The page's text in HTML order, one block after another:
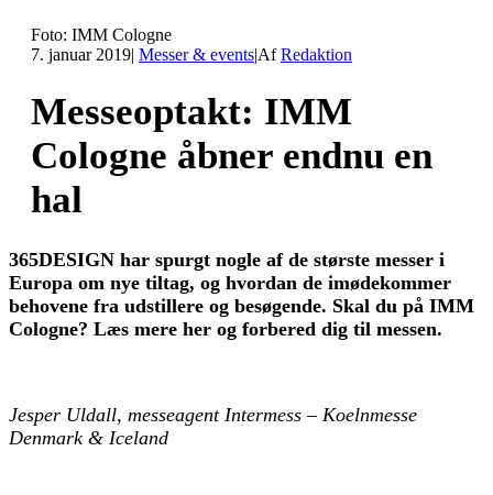
Foto: IMM Cologne
7. januar 2019| Messer & events|AfRedaktion
Messeoptakt: IMM
Cologne åbner endnu en
hal
365DESIGN har spurgt nogle af de største messer i
Europa om nye tiltag, og hvordan de imødekommer
behovene fra udstillere og besøgende. Skal du på IMM
Cologne? Læs mere her og forbered dig til messen.
Jesper Uldall, messeagent Intermess – Koelnmesse
Denmark & Iceland